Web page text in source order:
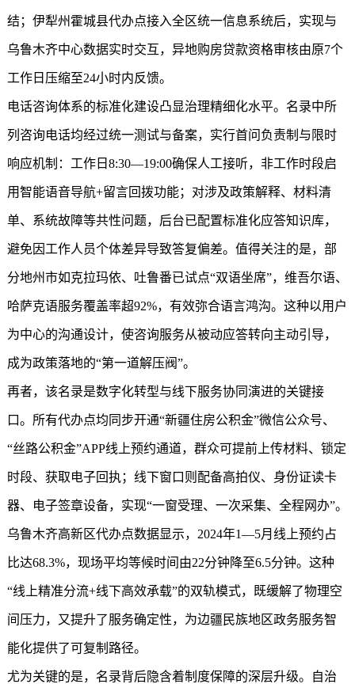
结；伊犁州霍城县代办点接入全区统一信息系统后，实现与
乌鲁木齐中心数据实时交互，异地购房贷款资格审核由原7个
工作日压缩至24小时内反馈。
电话咨询体系的标准化建设凸显治理精细化水平。名录中所
列咨询电话均经过统一测试与备案，实行首问负责制与限时
响应机制：工作日8:30—19:00确保人工接听，非工作时段启
用智能语音导航+留言回拨功能；对涉及政策解释、材料清
单、系统故障等共性问题，后台已配置标准化应答知识库，
避免因工作人员个体差异导致答复偏差。值得关注的是，部
分地州市如克拉玛依、吐鲁番已试点“双语坐席”，维吾尔语、
哈萨克语服务覆盖率超92%，有效弥合语言鸿沟。这种以用户
为中心的沟通设计，使咨询服务从被动应答转向主动引导，
成为政策落地的“第一道解压阀”。
再者，该名录是数字化转型与线下服务协同演进的关键接
口。所有代办点均同步开通“新疆住房公积金”微信公众号、
“丝路公积金”APP线上预约通道，群众可提前上传材料、锁定
时段、获取电子回执；线下窗口则配备高拍仪、身份证读卡
器、电子签章设备，实现“一窗受理、一次采集、全程网办”。
乌鲁木齐高新区代办点数据显示，2024年1—5月线上预约占
比达68.3%，现场平均等候时间由22分钟降至6.5分钟。这种
“线上精准分流+线下高效承载”的双轨模式，既缓解了物理空
间压力，又提升了服务确定性，为边疆民族地区政务服务智
能化提供了可复制路径。
尤为关键的是，名录背后隐含着制度保障的深层升级。自治